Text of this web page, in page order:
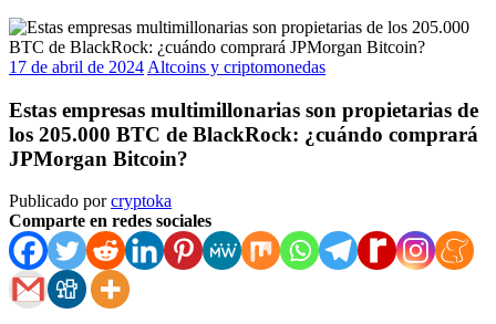
17 de abril de 2024 Altcoins y criptomonedas
Estas empresas multimillonarias son propietarias de
los 205.000 BTC de BlackRock: ¿cuándo comprará
JPMorgan Bitcoin?
Publicado porcryptoka
Comparte en redes sociales